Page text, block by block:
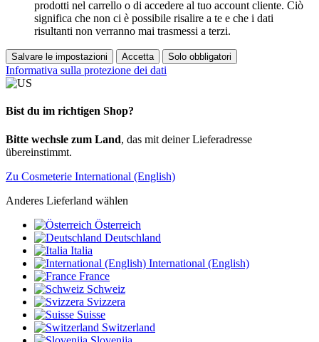
prodotti nel carrello o di accedere al tuo account cliente. Ciò
significa che non ci è possibile risalire a te e che i dati
risultanti non verranno mai trasmessi a terzi.
Salvare le impostazioni Accetta Solo obbligatori
Informativa sulla protezione dei dati
Bist du im richtigen Shop?
Bitte wechsle zum Land, das mit deiner Lieferadresse
übereinstimmt.
Zu Cosmeterie International (English)
Anderes Lieferland wählen
Österreich
Deutschland
Italia
International (English)
France
Schweiz
Svizzera
Suisse
Switzerland